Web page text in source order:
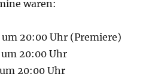
waren:
um 20:00 Uhr (Premiere)
um 20:00 Uhr
20:00 Uhr